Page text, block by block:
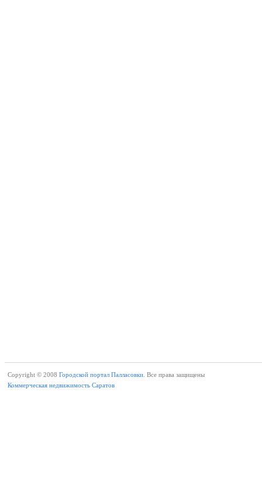
Copyright © 2008 Городской портал Палласовки. Все права защищены
Коммерческая недвижимость Саратов